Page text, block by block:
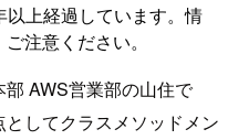
上経過しています。情
注意ください。
AWS営業部の山住で
してクラスメソッドメン